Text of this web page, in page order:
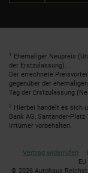
1
Ehemaliger Neupreis
der Erstzulassung).
Der errechnete
gegenüber der
Tag der Erstzulassung
2 Hierbei handelt es sich
Bank AG, Santander-
Irrtümer vorbehalten.
Vertrag widerrufen
© 2026 Autohaus